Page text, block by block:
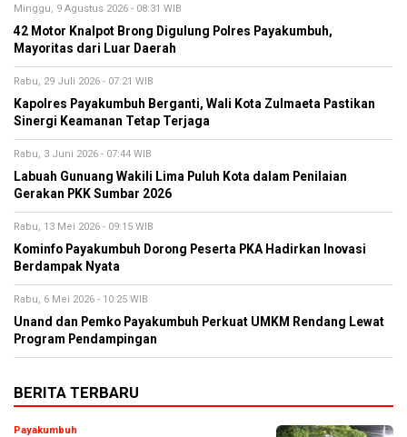
Minggu, 9 Agustus 2026 - 08:31 WIB
42 Motor Knalpot Brong Digulung Polres Payakumbuh,
Mayoritas dari Luar Daerah
Rabu, 29 Juli 2026 - 07:21 WIB
Kapolres Payakumbuh Berganti, Wali Kota Zulmaeta Pastikan
Sinergi Keamanan Tetap Terjaga
Rabu, 3 Juni 2026 - 07:44 WIB
Labuah Gunuang Wakili Lima Puluh Kota dalam Penilaian
Gerakan PKK Sumbar 2026
Rabu, 13 Mei 2026 - 09:15 WIB
Kominfo Payakumbuh Dorong Peserta PKA Hadirkan Inovasi
Berdampak Nyata
Rabu, 6 Mei 2026 - 10:25 WIB
Unand dan Pemko Payakumbuh Perkuat UMKM Rendang Lewat
Program Pendampingan
BERITA TERBARU
Payakumbuh